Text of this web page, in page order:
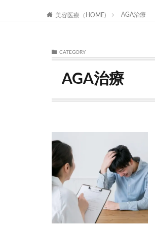
美容医療（HOME) AGA治療
CATEGORY
AGA治療